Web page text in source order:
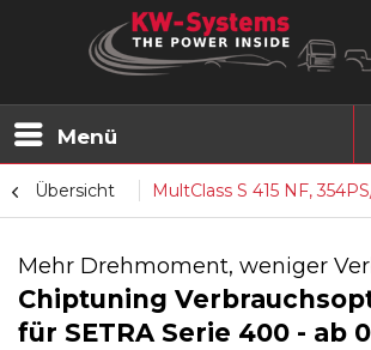
Menü
Übersicht MultClass S 415 NF,
Mehr Drehmoment, weniger
Chiptuning
für SETRA Serie 400 - ab